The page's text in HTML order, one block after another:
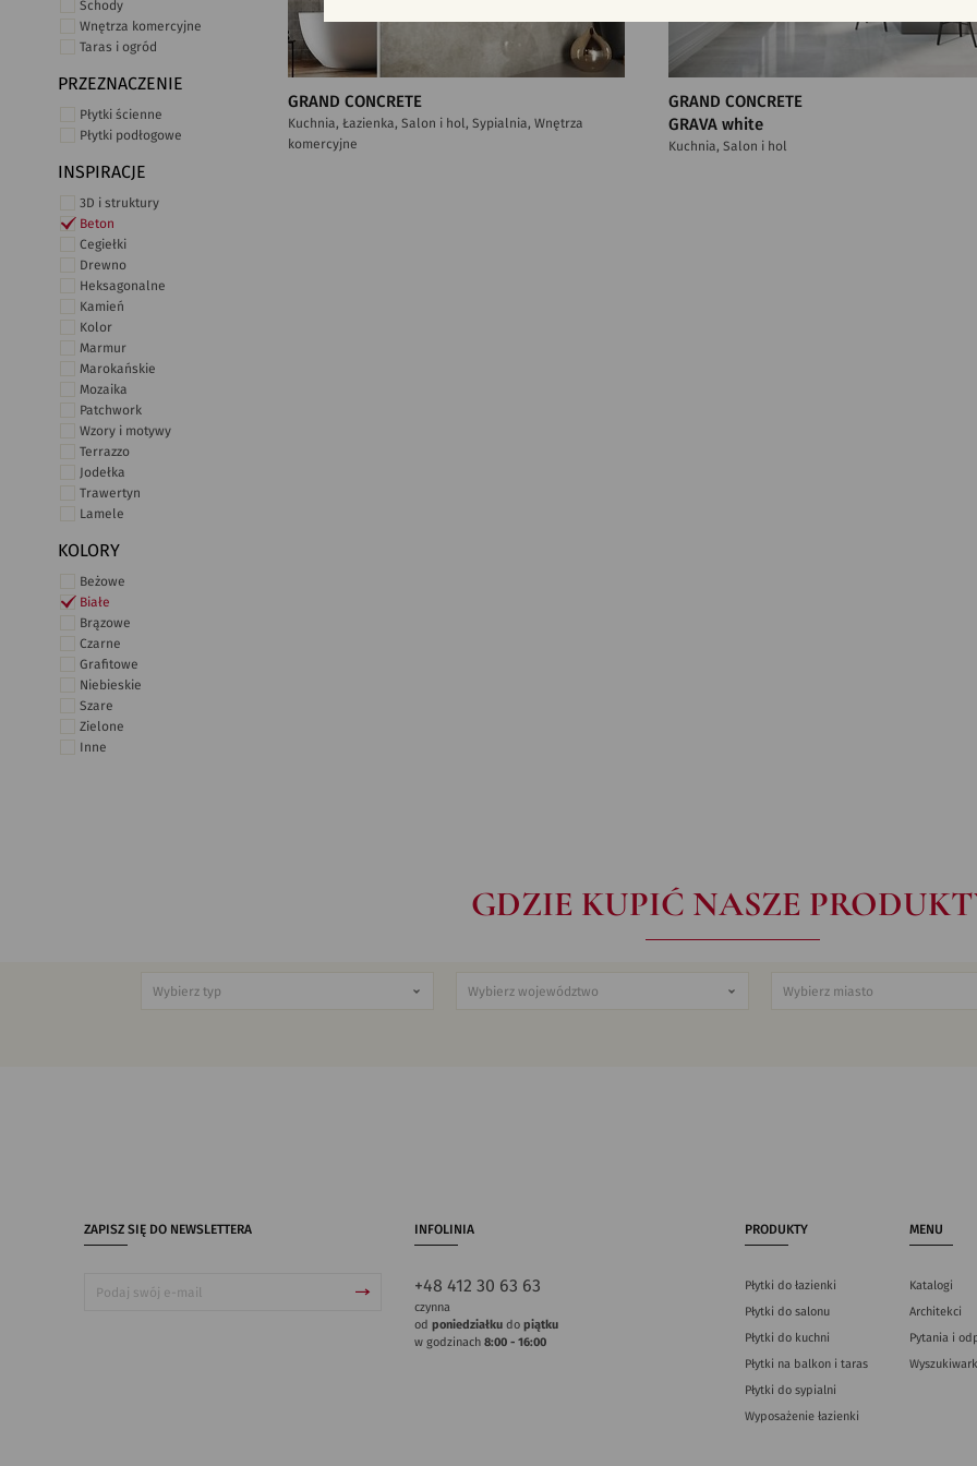
Schody
Wnętrza komercyjne
Taras i ogród
PRZEZNACZENIE
Płytki ścienne
Płytki podłogowe
INSPIRACJE
3D i struktury
Beton
Cegiełki
Drewno
Heksagonalne
Kamień
Kolor
Marmur
Marokańskie
Mozaika
Patchwork
Wzory i motywy
Terrazzo
Jodełka
Trawertyn
Lamele
KOLORY
Beżowe
Białe
Brązowe
Czarne
Grafitowe
Niebieskie
Szare
Zielone
Inne
GRAND CONCRETE
Kuchnia, Łazienka, Salon i hol, Sypialnia, Wnętrza
komercyjne
GRAND CONCRETE
GRAVA white
Kuchnia, Salon i hol
GDZIE KUPIĆ NASZE
ZAPISZ SIĘ DO NEWSLETTERA INFOLINIA
+48 412 30 63 63
czynna
od poniedziałkudo piątku
w godzinach 8:00 - 16:00
PRODUKTY
Płytki do łazienki
Płytki do salonu
Płytki do kuchni
Płytki na balkon i taras
Płytki do sypialni
Wyposażenie łazienki
MENU
Katalogi
Architekci
Pytania i